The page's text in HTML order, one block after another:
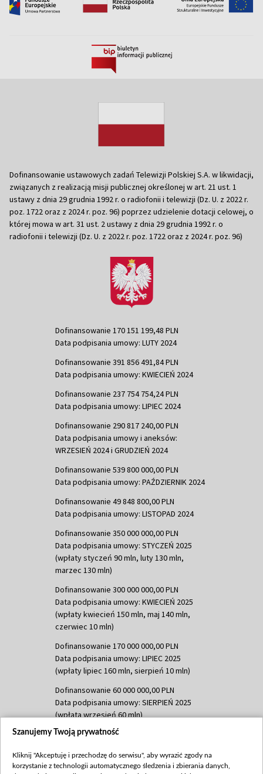
Dofinansowanie ustawowych zadań Telewizji Polskiej S.A. w likwidacji,
związanych z realizacją misji publicznej określonej w art. 21 ust. 1
ustawy z dnia 29 grudnia 1992 r. o radiofonii i telewizji (Dz. U. z 2022 r.
poz. 1722 oraz z 2024 r. poz. 96) poprzez udzielenie dotacji celowej, o
której mowa w art. 31 ust. 2 ustawy z dnia 29 grudnia 1992 r. o
radiofonii i telewizji (Dz. U. z 2022 r. poz. 1722 oraz z 2024 r. poz. 96)
Dofinansowanie 170 151 199,48 PLN
Data podpisania umowy: LUTY 2024
Dofinansowanie 391 856 491,84 PLN
Data podpisania umowy: KWIECIEŃ 2024
Dofinansowanie 237 754 754,24 PLN
Data podpisania umowy: LIPIEC 2024
Dofinansowanie 290 817 240,00 PLN
Data podpisania umowy i aneksów:
WRZESIEŃ 2024 i GRUDZIEŃ 2024
Dofinansowanie 539 800 000,00 PLN
Data podpisania umowy: PAŹDZIERNIK 2024
Dofinansowanie 49 848 800,00 PLN
Data podpisania umowy: LISTOPAD 2024
Dofinansowanie 350 000 000,00 PLN
Data podpisania umowy: STYCZEŃ 2025
(wpłaty styczeń 90 mln, luty 130 mln,
marzec 130 mln)
Dofinansowanie 300 000 000,00 PLN
Data podpisania umowy: KWIECIEŃ 2025
(wpłaty kwiecień 150 mln, maj 140 mln,
czerwiec 10 mln)
Dofinansowanie 170 000 000,00 PLN
Data podpisania umowy: LIPIEC 2025
(wpłaty lipiec 160 mln, sierpień 10 mln)
Dofinansowanie 60 000 000,00 PLN
Data podpisania umowy: SIERPIEŃ 2025
(wpłata wrzesień 60 mln)
Dofinansowanie 635 783 051,21 PLN
(wpłata wrzesień 100 mln, październik 350
mln, listopad 265 mln)
Szanujemy Twoją prywatność
Kliknij "Akceptuję i przechodzę do serwisu", aby wyrazić zgody na
korzystanie z technologii automatycznego śledzenia i zbierania danych,